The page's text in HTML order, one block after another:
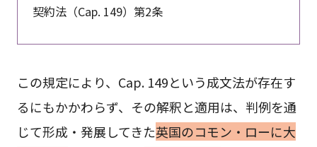
契約法（Cap. 149）第2条
この規定により、Cap. 149という成文法が存在す
るにもかかわらず、その解釈と適用は、判例を通
じて形成・発展してきた英国のコモン・ローに大